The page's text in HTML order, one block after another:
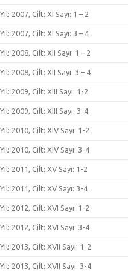
Yıl: 2007, Cilt: XI Sayı: 1 – 2
Yıl: 2007, Cilt: XI Sayı: 3 – 4
Yıl: 2008, Cilt: XII Sayı: 1 – 2
Yıl: 2008, Cilt: XII Sayı: 3 – 4
Yıl: 2009, Cilt: XIII Sayı: 1-2
Yıl: 2009, Cilt: XIII Sayı: 3-4
Yıl: 2010, Cilt: XIV Sayı: 1-2
Yıl: 2010, Cilt: XIV Sayı: 3-4
Yıl: 2011, Cilt: XV Sayı: 1-2
Yıl: 2011, Cilt: XV Sayı: 3-4
Yıl: 2012, Cilt: XVI Sayı: 1-2
Yıl: 2012, Cilt: XVI Sayı: 3-4
Yıl: 2013, Cilt: XVII Sayı: 1-2
Yıl: 2013, Cilt: XVII Sayı: 3-4